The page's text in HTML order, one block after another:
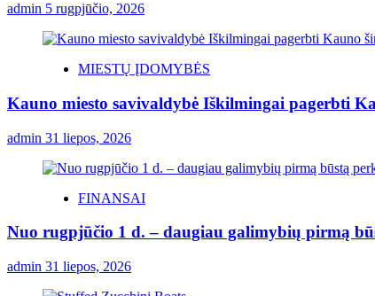
admin 5 rugpjūčio, 2026
MIESTŲ ĮDOMYBĖS
Kauno miesto savivaldybė Iškilmingai pagerbti
admin 31 liepos, 2026
FINANSAI
Nuo rugpjūčio 1 d. – daugiau galimybių pirmą
admin 31 liepos, 2026